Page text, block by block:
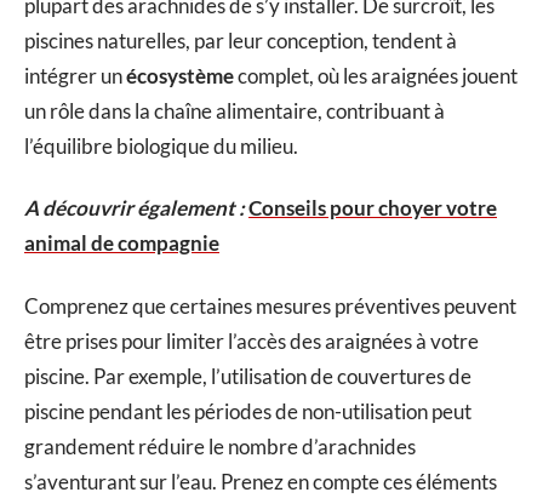
piscines naturelles, par leur conception, tendent à
intégrer unécosystèmecomplet, où les araignées jouent
un rôle dans la chaîne alimentaire, contribuant à
l’équilibre biologique du milieu.
A découvrir également :Conseils pour choyer votre
animal de compagnie
Comprenez que certaines mesures préventives peuvent
être prises pour limiter l’accès des araignées à votre
piscine. Par exemple, l’utilisation de couvertures de
piscine pendant les périodes de non-utilisation peut
grandement réduire le nombre d’arachnides
s’aventurant sur l’eau. Prenez en compte ces éléments